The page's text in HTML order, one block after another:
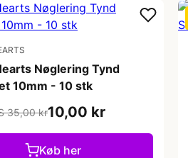
Nøglering Tynd
10mm - 10 stk
35,00 kr10,00 kr
Køb her